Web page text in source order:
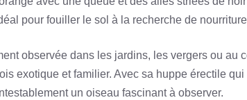
pour fouiller le sol à la recherche de
observée dans les jardins, les vergers ou au
exotique et familier. Avec sa huppe érectile
un oiseau fascinant à observer.